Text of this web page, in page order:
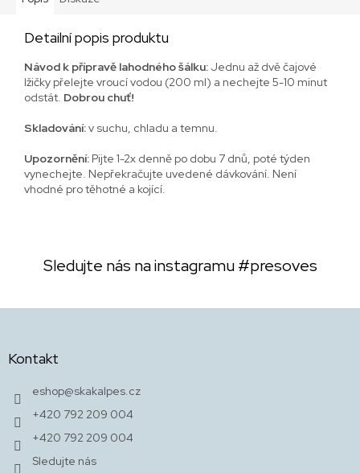
Detailní popis produktu
Návod k přípravě lahodného šálku: Jednu až dvě čajové
lžičky přelejte vroucí vodou (200 ml) a nechejte 5-10 minut
odstát. Dobrou chuť!
Skladování:v suchu, chladu a temnu.
Upozornění: Pijte 1-2x denně po dobu 7 dnů, poté týden
vynechejte. Nepřekračujte uvedené dávkování. Není
vhodné pro těhotné a kojící.
Sledujte nás na instagramu#presoves
Kontakt
eshop@skakalpes.cz
+420 792 209 004
+420 792 209 004
Sledujte nás